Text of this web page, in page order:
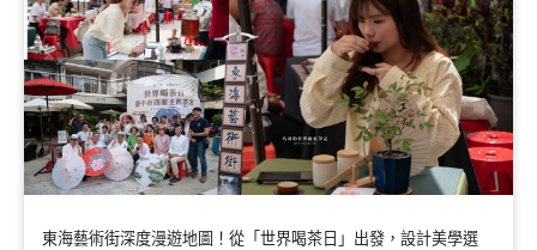
東海藝術街深度漫遊地圖！從「世界喝茶日」出發，設計美學選